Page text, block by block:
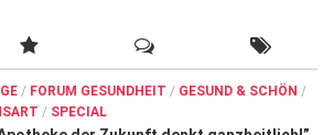
/ FORUM GESUNDHEIT / GESUND & SCHÖN /
/ SPECIAL